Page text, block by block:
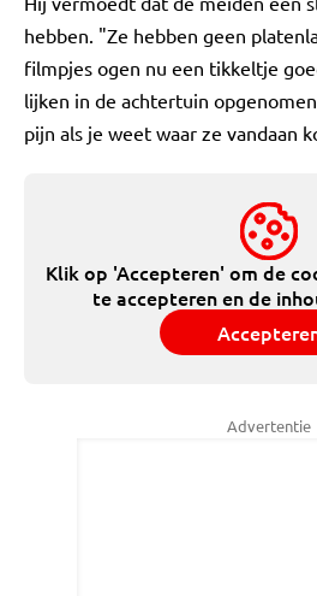
hebben. "Ze hebben geen
filmpjes ogen nu een tikkeltje
lijken in de achtertuin
pijn als je weet waar ze vandaan
Klik op 'Accepteren' om de
te accepteren en de
Advertentie